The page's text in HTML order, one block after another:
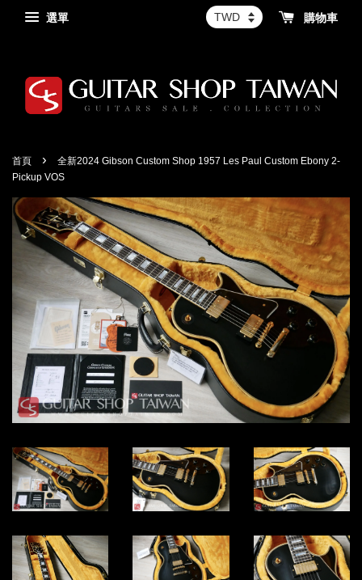
選單 購物車
首頁 ›
全新2024 Gibson Custom Shop 1957 Les Paul Custom Ebony 2-
Pickup VOS